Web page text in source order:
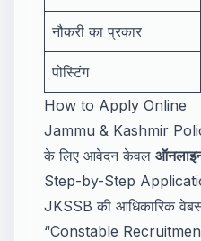
नौकरी का प्रकार
पोस्टिंग
How to Apply Online
Jammu & Kashmir
के लिए आवेदन केवल
Step-by-Step
JKSSB की आधिकारिक
“Constable